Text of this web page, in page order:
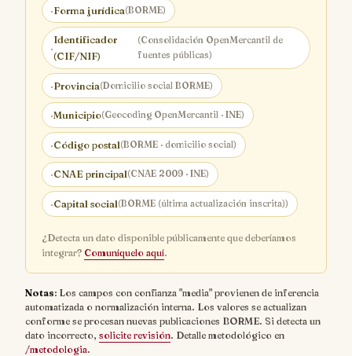
·Forma jurídica(BORME)
·
Identificador
(CIF/NIF)
(Consolidación OpenMercantil de
fuentes públicas)
·Provincia(Domicilio social BORME)
·Municipio(Geocoding OpenMercantil · INE)
·Código postal(BORME · domicilio social)
·CNAE principal(CNAE 2009 · INE)
·Capital social(BORME (última actualización inscrita))
¿Detecta un dato disponible públicamente que deberíamos
integrar? Comuníquelo aquí.
Notas: Los campos con confianza "media" provienen de inferencia
automatizada o normalización interna. Los valores se actualizan
conforme se procesan nuevas publicaciones BORME. Si detecta un
dato incorrecto, solicite revisión. Detalle metodológico en
/metodologia.